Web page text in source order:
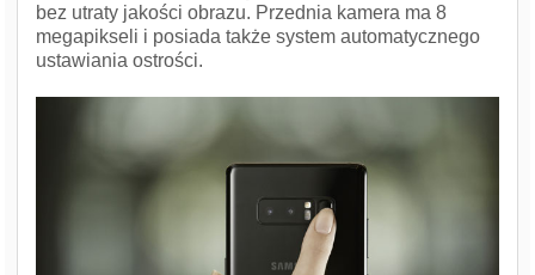
bez utraty jakości obrazu. Przednia kamera ma 8
megapikseli i posiada także system automatycznego
ustawiania ostrości.